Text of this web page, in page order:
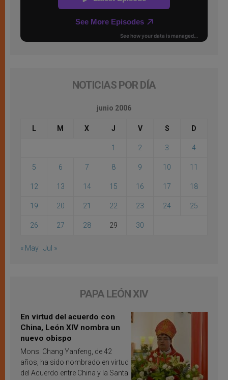
NOTICIAS POR DÍA
junio 2006
L M X J V S D
1 2 3 4
5 6 7 8 9 10 11
12 13 14 15 16 17 18
19 20 21 22 23 24 25
26 27 28 29 30
« May Jul »
PAPA LEÓN XIV
En virtud del acuerdo con
China, León XIV nombra un
nuevo obispo
Mons. Chang Yanfeng, de 42
años, ha sido nombrado en virtud
del Acuerdo entre China y la Santa